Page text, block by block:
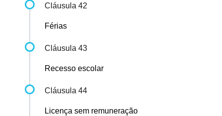
Cláusula 42
Férias
Cláusula 43
Recesso escolar
Cláusula 44
Licença sem remuneração